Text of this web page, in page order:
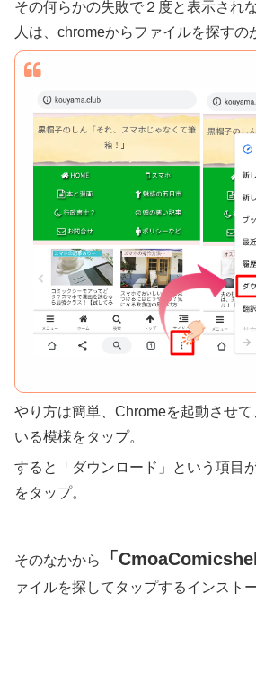
その何らかの失敗で２度と表示され
人は、chromeからファイルを探すの
やり方は簡単、Chromeを起動させ
いる模様をタップ。
すると「ダウンロード」という項目
をタップ。
そのなかから 「
ァイルを探してタップするインスト